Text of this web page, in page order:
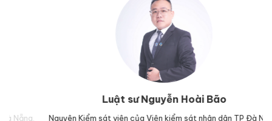
Luật sư Nguyễn Hoài Bão
Nguyên Kiểm sát viên của Viện kiểm sát nhân dân TP Đà Nẵng.